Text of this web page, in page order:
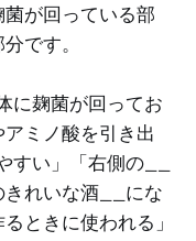
が回っている部
です。
に麹菌が回ってお
ミノ酸を引き出
すい」「右側の__
きれいな酒__にな
ときに使われる」